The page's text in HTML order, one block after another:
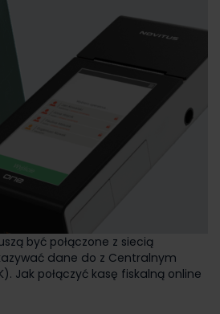
być połączone z siecią
dane do z Centralnym
Jak połączyć kasę fiskalną online